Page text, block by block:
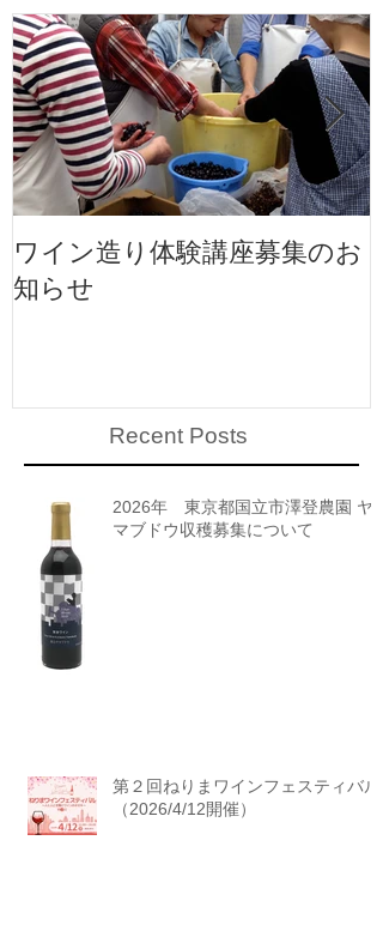
ワイン造り体験講座募集のお
知らせ
Recent Posts
2026年 東京都国立市澤登農園 ヤ
マブドウ収穫募集について
第２回ねりまワインフェスティバル
（2026/4/12開催）